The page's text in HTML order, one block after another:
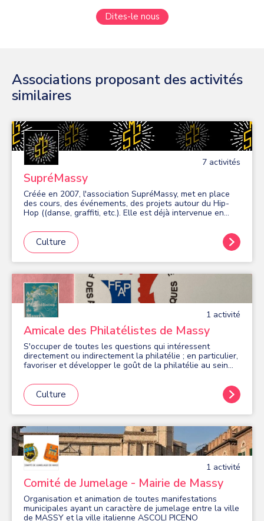
Dites-le nous
Associations proposant des activités
similaires
7 activités
SupréMassy
Créée en 2007, l'association SupréMassy, met en place
des cours, des événements, des projets autour du Hip-
Hop ((danse, graffiti, etc.). Elle est déjà intervenue en
établissements sociaux (personnes handicapées,
personnes âgées, etc.) en Île-de-France. Elle s'attache à
promouvoir les valeurs de dépassement et de partage de
la culture Hip-Hop au travers de ses actions.
Culture
1 activité
Amicale des Philatélistes de Massy
S'occuper de toutes les questions qui intéressent
directement ou indirectement la philatélie ; en particulier,
favoriser et développer le goût de la philatélie au sein
Culture
1 activité
Comité de Jumelage - Mairie de Massy
Organisation et animation de toutes manifestations
municipales ayant un caractère de jumelage entre la ville
de MASSY et la ville italienne ASCOLI PICENO